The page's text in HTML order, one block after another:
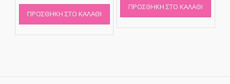
ΠΡΟΣΘΉΚΗ ΣΤΟ ΚΑΛΆΘΙ
ΠΡΟΣΘΉΚΗ ΣΤΟ ΚΑΛΆΘΙ